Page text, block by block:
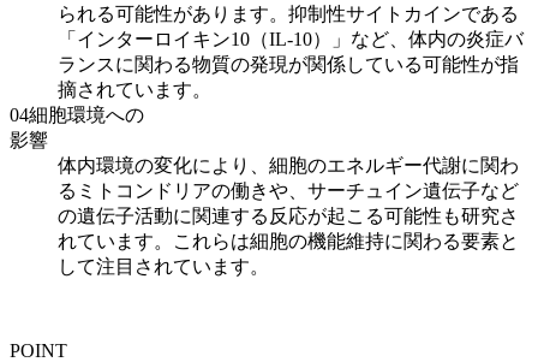
られる可能性があります。抑制性サイトカインである
「インターロイキン10（IL-10）」など、体内の炎症バ
ランスに関わる物質の発現が関係している可能性が指
摘されています。
04細胞環境への
影響
体内環境の変化により、細胞のエネルギー代謝に関わ
るミトコンドリアの働きや、サーチュイン遺伝子など
の遺伝子活動に関連する反応が起こる可能性も研究さ
れています。これらは細胞の機能維持に関わる要素と
して注目されています。
POINT